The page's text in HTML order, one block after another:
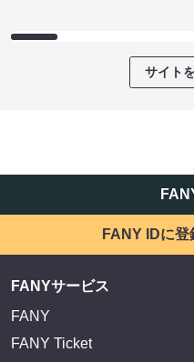
サイト
FANY IDに
FANYサービス
FANY
FANY Ticket